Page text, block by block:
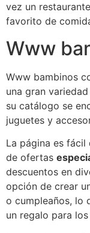
vez un restaurante
favorito de
Www
Www bambinos
una gran
su catálogo se
juguetes y
La página es
de ofertas
descuentos en
opción de crear
o cumpleaños, lo
un regalo para